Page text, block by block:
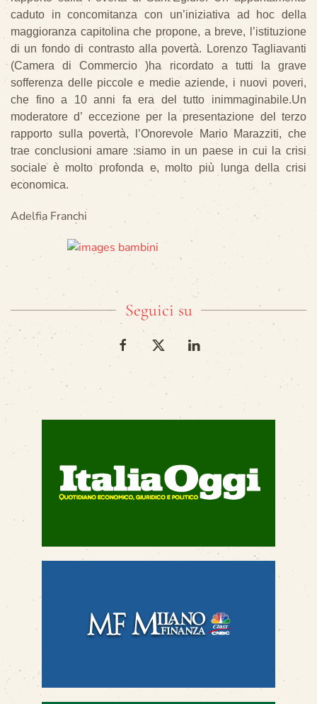
caduto in concomitanza con un’iniziativa ad hoc della
maggioranza capitolina che propone, a breve, l’istituzione
di un fondo di contrasto alla povertà. Lorenzo Tagliavanti
(Camera di Commercio )ha ricordato a tutti la grave
sofferenza delle piccole e medie aziende, i nuovi poveri,
che fino a 10 anni fa era del tutto inimmaginabile.Un
moderatore d’ eccezione per la presentazione del terzo
rapporto sulla povertà, l’Onorevole Mario Marazziti, che
trae conclusioni amare :siamo in un paese in cui la crisi
sociale è molto profonda e, molto più lunga della crisi
economica.
Adelfia Franchi
Seguici su